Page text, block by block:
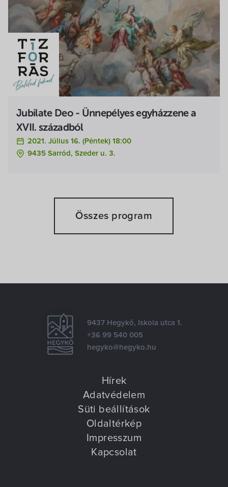
Jubilate Deo - Ünnepélyes egyházzene a
XVII. századból
2021. Július 16. (péntek) 18:00
9435 Sarród, Szeder u. 3.
Összes program
9437 Hegykő, Iskola utca 1.
+36 99 540 005
hegyko@hegyko.hu
Hírek
Adatvédelem
Süti beállítások
Oldaltérkép
Impresszum
Kapcsolat